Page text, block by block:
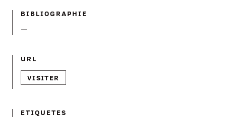
BIBLIOGRAPHIE
—
URL
VISITER
ETIQUETES